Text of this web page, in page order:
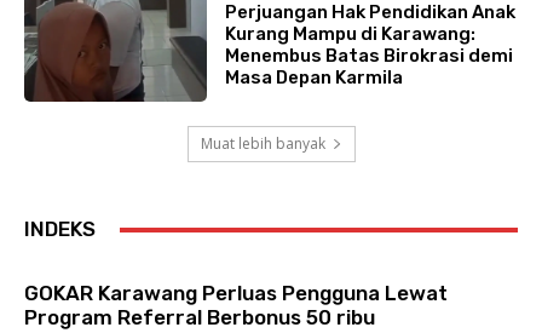
Perjuangan Hak Pendidikan Anak
Kurang Mampu di Karawang:
Menembus Batas Birokrasi demi
Masa Depan Karmila
Muat lebih banyak
INDEKS
GOKAR Karawang Perluas Pengguna Lewat
Program Referral Berbonus 50 ribu